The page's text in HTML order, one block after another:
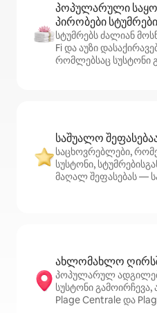
პოპულარული
პირობები
სტუმრებს ძალიან
Fi და აუზი
რომლებსაც სუსტონი
საშუალო
საცხოვრებლები,
სუსტონი,
მაღალ შეფასებას —
ახლომახლო
პოპულარულ
სუსტონი გამოირჩევა,
Plage Centrale და